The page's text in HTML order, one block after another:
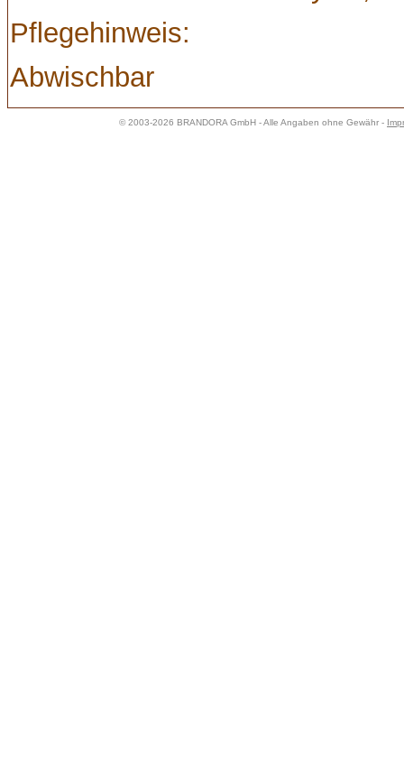
Pflegehinweis:
Abwischbar
© 2003-2026 BRANDORA GmbH - Alle Angaben ohne Gewähr -